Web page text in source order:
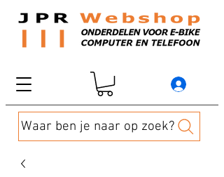
Waar ben je naar op zoek?